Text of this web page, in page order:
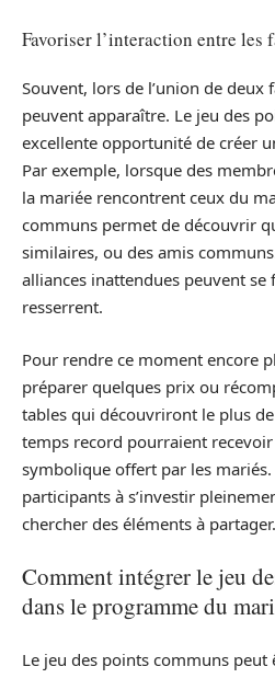
Favoriser l’interaction entre les
Souvent, lors de l’union de deux
peuvent apparaître. Le jeu des
excellente opportunité de créer
Par exemple, lorsque des
la mariée rencontrent ceux du
communs permet de découvrir
similaires, ou des amis
alliances inattendues peuvent se
resserrent.
Pour rendre ce moment encore
préparer quelques prix ou
tables qui découvriront le plus
temps record pourraient
symbolique offert par les mariés.
participants à s’investir
chercher des éléments à partager.
Comment intégrer le jeu
dans le programme du
Le jeu des points communs